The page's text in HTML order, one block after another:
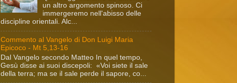
un altro argomento spinoso. Ci
immergeremo nell'abisso delle
discipline orientali. Alc...
Commento al Vangelo di Don Luigi Maria
Epicoco - Mt 5,13-16
Dal Vangelo secondo Matteo In quel tempo,
Gesù disse ai suoi discepoli: «Voi siete il sale
della terra; ma se il sale perde il sapore, co...